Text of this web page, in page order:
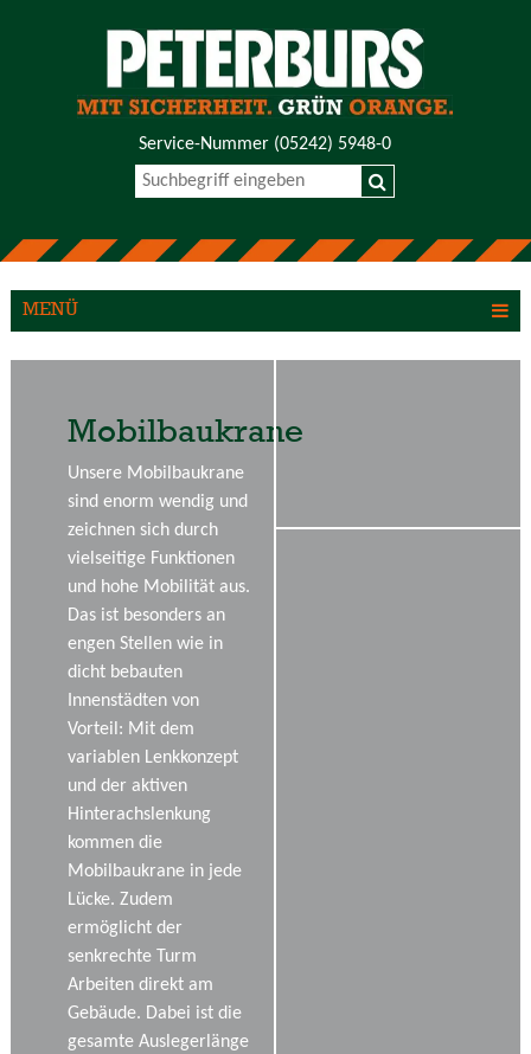
Service-Nummer (05242) 5948-0
MENÜ
Mobilbaukrane
Unsere Mobilbaukrane
sind enorm wendig und
zeichnen sich durch
vielseitige Funktionen
und hohe Mobilität aus.
Das ist besonders an
engen Stellen wie in
dicht bebauten
Innenstädten von
Vorteil: Mit dem
variablen Lenkkonzept
und der aktiven
Hinterachslenkung
kommen die
Mobilbaukrane in jede
Lücke. Zudem
ermöglicht der
senkrechte Turm
Arbeiten direkt am
Gebäude. Dabei ist die
gesamte Auslegerlänge